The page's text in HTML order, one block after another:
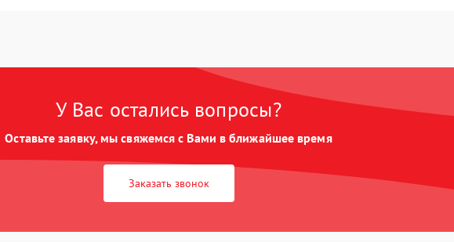
У Вас остались вопросы?
Оставьте заявку, мы свяжемся с Вами в ближайшее время
Заказать звонок